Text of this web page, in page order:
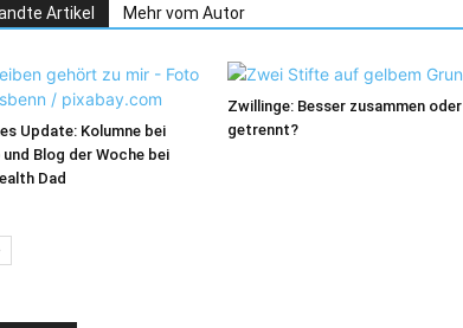
Artikel Mehr vom Autor
Update: Kolumne bei
und Blog der Woche bei
Dad
Zwillinge: Besser zusammen oder
getrennt?